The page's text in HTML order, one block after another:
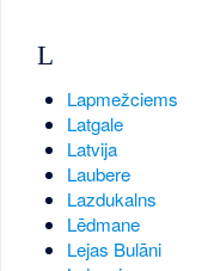
L
Lapmežciems
Latgale
Latvija
Laubere
Lazdukalns
Lēdmane
Lejas Bulāni